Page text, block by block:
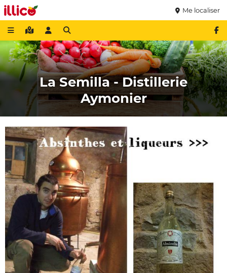
Me localiser
La Semilla - Distillerie
Aymonier